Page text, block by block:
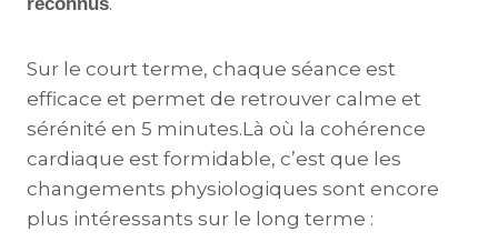
Sur le court terme, chaque séance est
efficace et permet de retrouver calme et
sérénité en 5 minutes.Là où la cohérence
cardiaque est formidable, c’est que les
changements physiologiques sont encore
plus intéressants sur le long terme :